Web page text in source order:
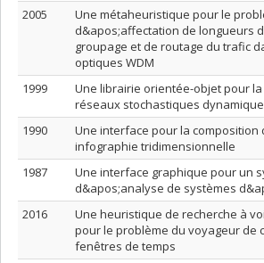
2005
Une métaheuristique pour le
d&apos;affectation de longueurs
groupage et de routage du trafic
optiques WDM
1999
Une librairie orientée-objet pour
réseaux stochastiques
1990
Une interface pour la composition
infographie tridimensionnelle
1987
Une interface graphique pour un
d&apos;analyse de systèmes
2016
Une heuristique de recherche à
pour le problème du voyageur de
fenêtres de temps